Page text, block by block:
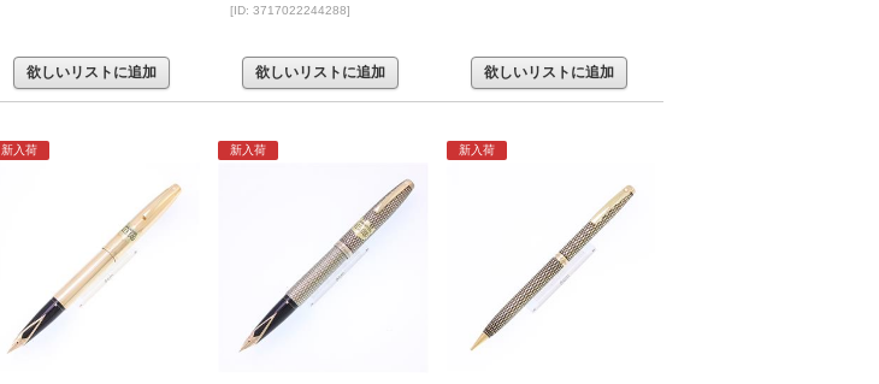
欲しいリストに追加
[ID: 3717022244288]
欲しいリストに追加 欲しいリストに追加
新入荷 新入荷 新入荷